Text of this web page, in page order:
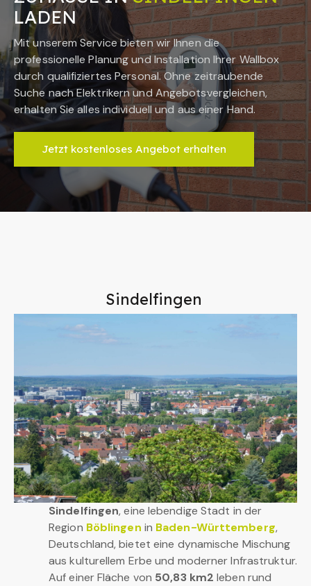
LADEN
Mit unserem Service bieten wir Ihnen die
professionelle Planung und Installation Ihrer Wallbox
durch qualifiziertes Personal. Ohne zeitraubende
Suche nach Elektrikern und Angebotsvergleichen,
erhalten Sie alles individuell und aus einer Hand.
Jetzt kostenloses Angebot erhalten
Sindelfingen
Sindelfingen, eine lebendige Stadt in der
Region Böblingen in Baden-Württemberg,
Deutschland, bietet eine dynamische Mischung
aus kulturellem Erbe und moderner Infrastruktur.
Auf einer Fläche von 50,83 km2 leben rund